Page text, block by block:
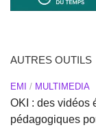
AUTRES OUTILS
EMI / MULTIMEDIA
OKI : des vidéos
pédagogiques